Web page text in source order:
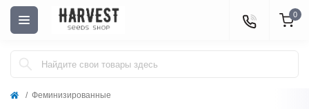
0
Феминизированные